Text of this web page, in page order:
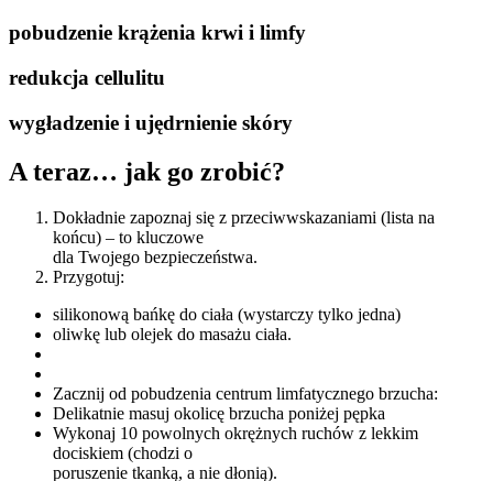
pobudzenie krążenia krwi i limfy
redukcja cellulitu
wygładzenie i ujędrnienie skóry
A teraz… jak go zrobić?
Dokładnie zapoznaj się z przeciwwskazaniami (lista na
końcu) – to kluczowe
dla Twojego bezpieczeństwa.
Przygotuj:
silikonową bańkę do ciała (wystarczy tylko jedna)
oliwkę lub olejek do masażu ciała.
Zacznij od pobudzenia centrum limfatycznego brzucha:
Delikatnie masuj okolicę brzucha poniżej pępka
Wykonaj 10 powolnych okrężnych ruchów z lekkim
dociskiem (chodzi o
poruszenie tkanką, a nie dłonią).